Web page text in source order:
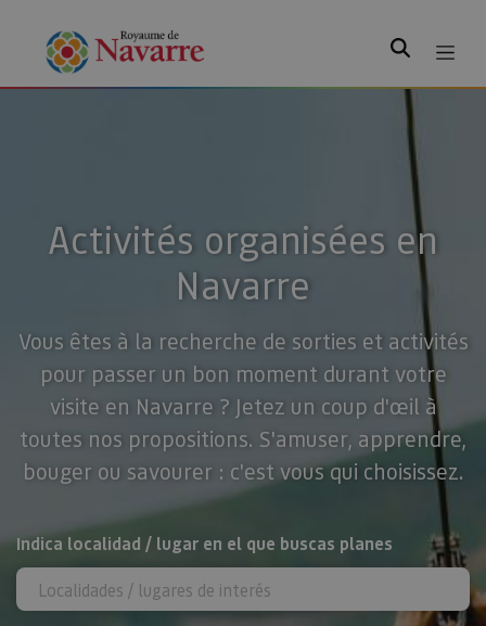
Rechercher
Activités organisées en
Navarre
Vous êtes à la recherche de sorties et activités
pour passer un bon moment durant votre
visite en Navarre ? Jetez un coup d'œil à
toutes nos propositions. S'amuser, apprendre,
bouger ou savourer : c'est vous qui choisissez.
Rechercher
Indica localidad / lugar en el que buscas planes